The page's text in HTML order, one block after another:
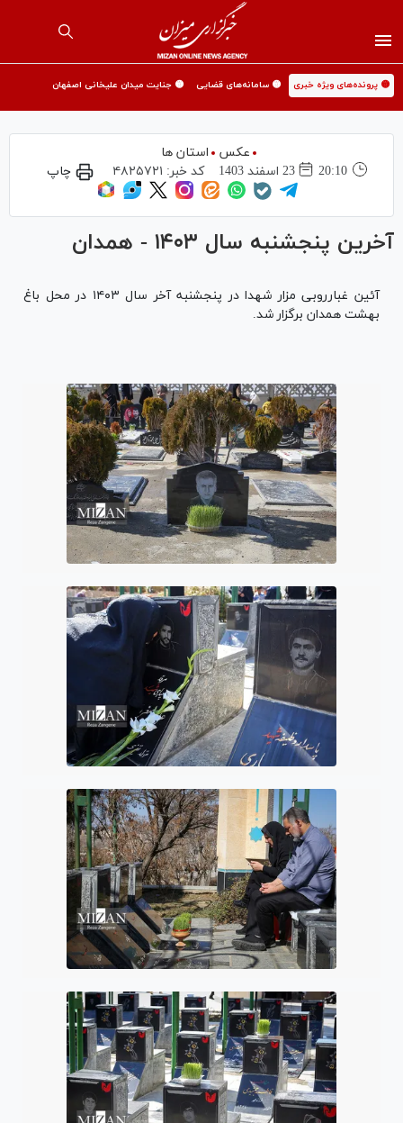
🟡 پرونده‌های ویژه خبری 🟡 سامانه‌های قضایی 🟡 جنایت میدان علیخانی اصفهان
عکس
استان ها
20:10
23 اسفند 1403 کد خبر: ۴۸۲۵۷۲۱ چاپ
آخرین پنجشنبه سال ۱۴۰۳ - همدان
آئین غبارروبی مزار شهدا در پنجشنبه آخر سال ۱۴۰۳ در محل باغ
بهشت همدان برگزار شد.